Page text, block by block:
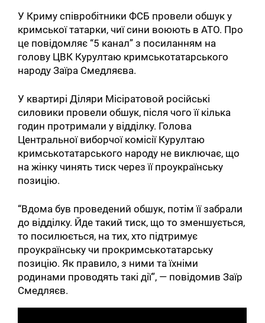
У Криму співробітники ФСБ провели обшук у
кримської татарки, чиї сини воюють в АТО. Про
це повідомляє “5 канал” з посиланням на
голову ЦВК Курултаю кримськотатарського
народу Заїра Смедляєва.
У квартирі Діляри Місіратовой російські
силовики провели обшук, після чого її кілька
годин протримали у відділку. Голова
Центральної виборчої комісії Курултаю
кримськотатарського народу не виключає, що
на жінку чинять тиск через її проукраїнську
позицію.
“Вдома був проведений обшук, потім її забрали
до відділку. Йде такий тиск, що то зменшується,
то посилюється, на тих, хто підтримує
проукраїнську чи прокримськотатарську
позицію. Як правило, з ними та їхніми
родинами проводять такі дії”, — повідомив Заїр
Смедляєв.